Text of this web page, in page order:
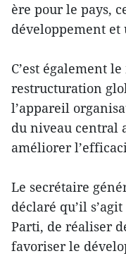
ère pour le pays,
développement et
C’est également
restructuration
l’appareil
du niveau central
améliorer
Le secrétaire
déclaré qu’il
Parti, de réaliser
favoriser le